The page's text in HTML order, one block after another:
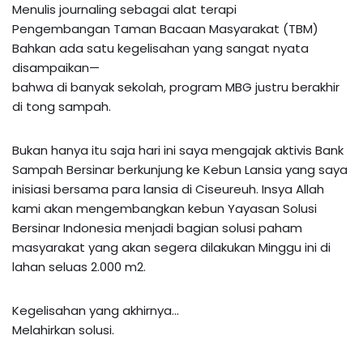
Menulis journaling sebagai alat terapi
Pengembangan Taman Bacaan Masyarakat (TBM)
Bahkan ada satu kegelisahan yang sangat nyata
disampaikan—
bahwa di banyak sekolah, program MBG justru berakhir
di tong sampah.
Bukan hanya itu saja hari ini saya mengajak aktivis Bank
Sampah Bersinar berkunjung ke Kebun Lansia yang saya
inisiasi bersama para lansia di Ciseureuh. Insya Allah
kami akan mengembangkan kebun Yayasan Solusi
Bersinar Indonesia menjadi bagian solusi paham
masyarakat yang akan segera dilakukan Minggu ini di
lahan seluas 2.000 m2.
Kegelisahan yang akhirnya…
Melahirkan solusi.